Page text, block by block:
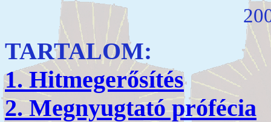
TARTALOM:
1. Hitmegerősítés
2. Megnyugtató prófécia